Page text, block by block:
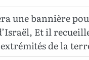
une bannière
Et il
de la